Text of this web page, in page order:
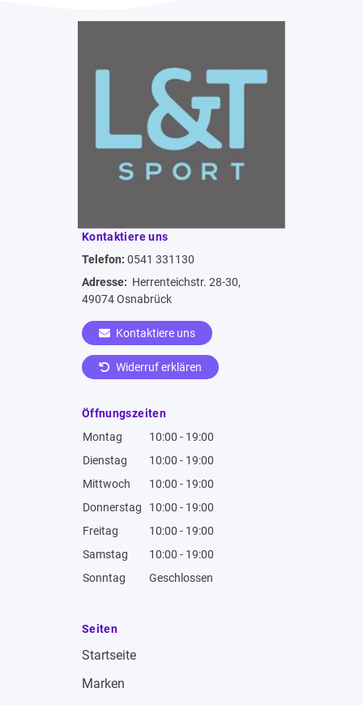
Kontaktiere uns
Telefon: 0541 331130
Adresse: Herrenteichstr. 28-30,
49074 Osnabrück
Kontaktiere uns
Widerruf erklären
Öffnungszeiten
Montag
10:00 - 19:00
Dienstag
10:00 - 19:00
Mittwoch
10:00 - 19:00
Donnerstag
10:00 - 19:00
Freitag
10:00 - 19:00
Samstag
10:00 - 19:00
Sonntag
Geschlossen
Seiten
Startseite
Marken